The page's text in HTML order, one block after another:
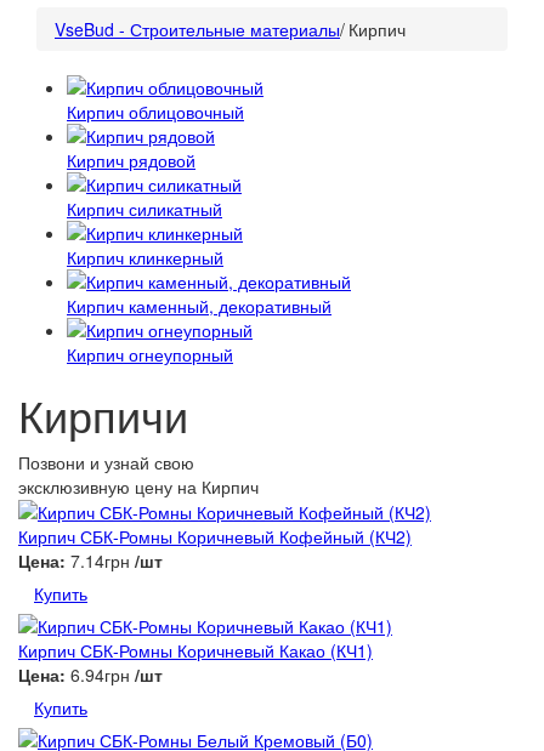
VseBud - Строительные материалы/ Кирпич
Кирпич облицовочный
Кирпич рядовой
Кирпич силикатный
Кирпич клинкерный
Кирпич каменный, декоративный
Кирпич огнеупорный
Кирпичи
Позвони и узнай свою
эксклюзивную цену на Кирпич
Кирпич СБК-Ромны Коричневый Кофейный (КЧ2)
Цена: 7.14грн /шт
Купить
Кирпич СБК-Ромны Коричневый Какао (КЧ1)
Цена: 6.94грн /шт
Купить